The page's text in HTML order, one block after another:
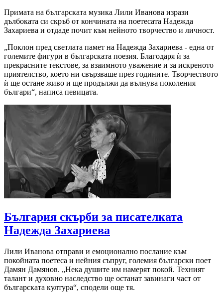
Примата на българската музика Лили Иванова изрази
дълбоката си скръб от кончината на поетесата Надежда
Захариева и отдаде почит към нейното творчество и личност.
„Поклон пред светлата памет на Надежда Захариева - една от
големите фигури в българската поезия. Благодаря ѝ за
прекрасните текстове, за взаимното уважение и за искреното
приятелство, което ни свързваше през годините. Творчеството
ѝ ще остане живо и ще продължи да вълнува поколения
българи“, написа певицата.
България скърби за писателката
Надежда Захариева
Лили Иванова отправи и емоционално послание към
покойната поетеса и нейния съпруг, големия български поет
Дамян Дамянов. „Нека душите им намерят покой. Техният
талант и духовно наследство ще останат завинаги част от
българската култура“, сподели още тя.